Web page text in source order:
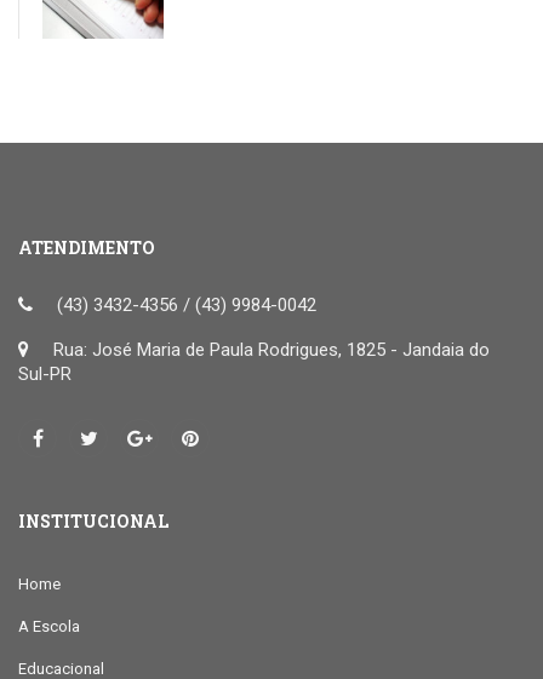
ATENDIMENTO
(43) 3432-4356 / (43) 9984-0042
Rua: José Maria de Paula Rodrigues, 1825 - Jandaia do
Sul-PR
INSTITUCIONAL
Home
A Escola
Educacional